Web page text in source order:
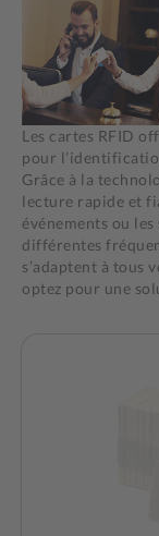
Les cartes RFID
pour
Grâce à la
lecture rapide et
événements ou
différentes
s’adaptent à tous
optez pour une